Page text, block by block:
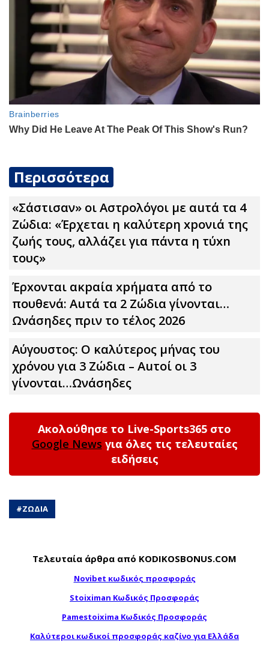
Περισσότερα
«Σάστισαν» οι Αστρολόγοι με αuτά τα 4
Zώδια: «Έρχεται η καλύτερη xpoνιά της
ζωής τους, αλλάζει για πάντα η τύxn
τους»
Έρxoνται ακpαία xpήματα από το
πουθενά: Αuτά τα 2 Zώδια γίνονται…
Ωνάσηδες πριν το τέλος 2026
Αύγουστος: Ο καλύτερος μήνας του
χρόνου για 3 Zώδια – Αuτοί οι 3
γίνονται…Ωνάσηδες
Ακολούθησε το Live-Sports365 στο
Google News για όλες τις τελευταίες
ειδήσεις
#ΖΩΔΙΑ
Τελευταία άρθρα από KODIKOSBONUS.COM
Novibet κωδικός προσφοράς
Stoiximan Κωδικός Προσφοράς
Pamestoixima Κωδικός Προσφοράς
Καλύτεροι κωδικοί προσφοράς καζίνο για Ελλάδα